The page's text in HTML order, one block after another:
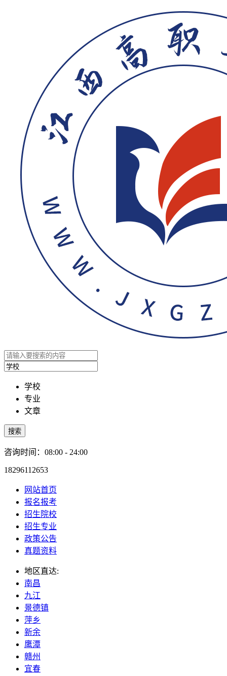
学校
专业
文章
搜索
咨询时间：08:00 - 24:00
18296112653
网站首页
报名报考
招生院校
招生专业
政策公告
真题资料
地区直达:
南昌
九江
景德镇
萍乡
新余
鹰潭
赣州
宜春